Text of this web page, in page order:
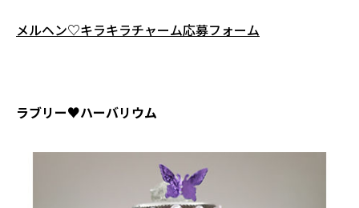
メルヘン♡キラキラチャーム応募フォーム
ラブリー♥ハーバリウム